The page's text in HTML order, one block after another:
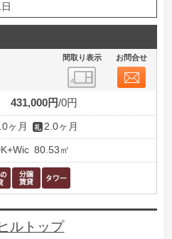
間取り表示 お問合せ
431,000円 0円
ヶ月 2.0ヶ月
80.53㎡
ルトップ